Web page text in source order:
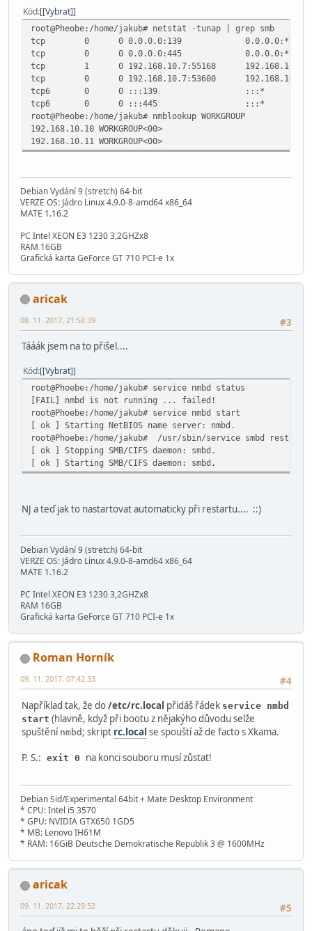
Kód [Vybrat]
root@Pheobe:/home/jakub# netstat -tunap | grep smb
tcp 0 0 0.0.0.0:139 0.0.0.0:*
tcp 0 0 0.0.0.0:445 0.0.0.0:*
tcp 1 0 192.168.10.7:55168 192.168.10.7:139
tcp 0 0 192.168.10.7:53600
tcp6 0 0 :::139 :::*
tcp6 0 0 :::445 :::*
root@Pheobe:/home/jakub# nmblookup WORKGROUP
192.168.10.10 WORKGROUP<00>
192.168.10.11 WORKGROUP<00>
Debian Vydání 9 (stretch) 64-bit
VERZE OS: Jádro Linux 4.9.0-8-amd64 x86_64
MATE 1.16.2
PC Intel XEON E3 1230 3,2GHZx8
RAM 16GB
Grafická karta GeForce GT 710 PCI-e 1x
aricak
#3
08. 11. 2017, 21:58:39
Tááák jsem na to přišel....
Kód [Vybrat]
root@Phoebe:/home/jakub# service nmbd status
[FAIL] nmbd is not running ... failed!
root@Phoebe:/home/jakub# service nmbd start
[ ok ] Starting NetBIOS name server: nmbd.
root@Phoebe:/home/jakub# /usr/sbin/service smbd restart
[ ok ] Stopping SMB/CIFS daemon: smbd.
[ ok ] Starting SMB/CIFS daemon: smbd.
NJ a teď jak to nastartovat automaticky při restartu.... ::)
Debian Vydání 9 (stretch) 64-bit
VERZE OS: Jádro Linux 4.9.0-8-amd64 x86_64
MATE 1.16.2
PC Intel XEON E3 1230 3,2GHZx8
RAM 16GB
Grafická karta GeForce GT 710 PCI-e 1x
Roman Horník
#4
09. 11. 2017, 07:42:33
Například tak, že do/etc/rc.local přidáš řádek service nmbd
start (hlavně, když při bootu z nějakýho důvodu selže
spuštění nmbd; skript rc.local se spouští až de facto s Xkama.
P. S.: exit 0 na konci souboru musí zůstat!
Debian Sid/Experimental 64bit + Mate Desktop Environment
* CPU: Intel i5 3570
* GPU: NVIDIA GTX650 1GD5
* MB: Lenovo IH61M
* RAM: 16GiB Deutsche Demokratische Republik 3 @ 1600MHz
aricak
#5
09. 11. 2017, 22:29:52